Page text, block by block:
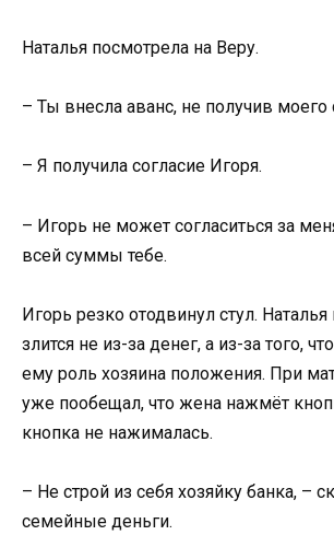
Наталья посмотрела на Веру.
– Ты внесла аванс, не получив моего
– Я получила согласие Игоря.
– Игорь не может согласиться за
всей суммы тебе.
Игорь резко отодвинул стул.
злится не из-за денег, а из-за того,
ему роль хозяина положения. При
уже пообещал, что жена нажмёт
кнопка не нажималась.
– Не строй из себя хозяйку банка, –
семейные деньги.